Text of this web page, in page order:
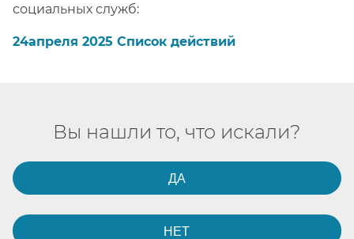
социальных служб:​​
24апреля 2025 Список действий​​
Вы нашли то, что искали?​​
ДА​​
НЕТ​​